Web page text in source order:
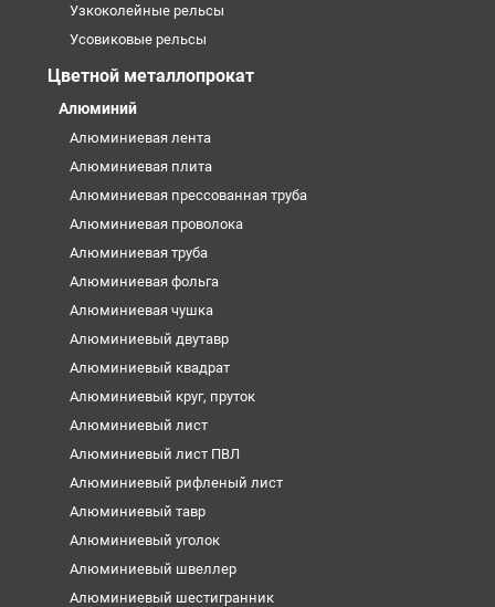
Узкоколейные рельсы
Усовиковые рельсы
Цветной металлопрокат
Алюминий
Алюминиевая лента
Алюминиевая плита
Алюминиевая прессованная труба
Алюминиевая проволока
Алюминиевая труба
Алюминиевая фольга
Алюминиевая чушка
Алюминиевый двутавр
Алюминиевый квадрат
Алюминиевый круг, пруток
Алюминиевый лист
Алюминиевый лист ПВЛ
Алюминиевый рифленый лист
Алюминиевый тавр
Алюминиевый уголок
Алюминиевый швеллер
Алюминиевый шестигранник